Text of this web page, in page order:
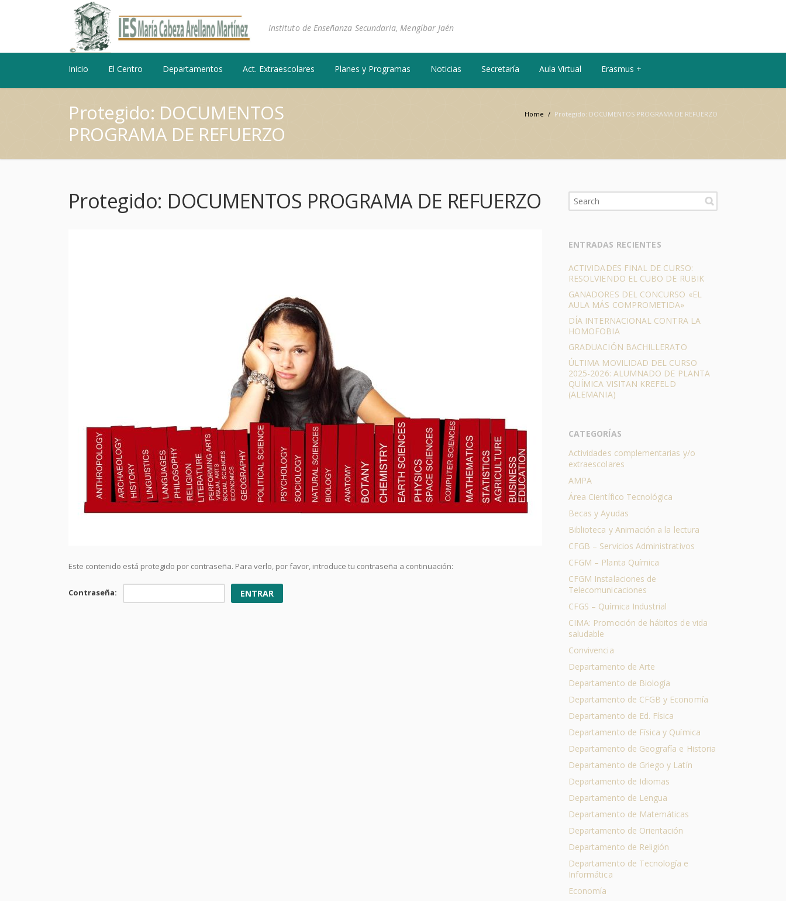
Instituto de Enseñanza Secundaria, Mengíbar Jaén
Inicio El Centro Departamentos Act. Extraescolares Planes y Programas Noticias Secretaría Aula Virtual Erasmus +
Home / Protegido: DOCUMENTOS PROGRAMA DE REFUERZO
Protegido: DOCUMENTOS
PROGRAMA DE REFUERZO
Protegido: DOCUMENTOS PROGRAMA DE REFUERZO
Este contenido está protegido por contraseña. Para verlo, por favor, introduce tu contraseña a continuación:
Contraseña:
ENTRADAS RECIENTES
ACTIVIDADES FINAL DE CURSO:
RESOLVIENDO EL CUBO DE RUBIK
GANADORES DEL CONCURSO «EL
AULA MÁS COMPROMETIDA»
DÍA INTERNACIONAL CONTRA LA
HOMOFOBIA
GRADUACIÓN BACHILLERATO
ÚLTIMA MOVILIDAD DEL CURSO
2025-2026: ALUMNADO DE PLANTA
QUÍMICA VISITAN KREFELD
(ALEMANIA)
CATEGORÍAS
Actividades complementarias y/o
extraescolares
AMPA
Área Científico Tecnológica
Becas y Ayudas
Biblioteca y Animación a la lectura
CFGB – Servicios Administrativos
CFGM – Planta Química
CFGM Instalaciones de
Telecomunicaciones
CFGS – Química Industrial
CIMA: Promoción de hábitos de vida
saludable
Convivencia
Departamento de Arte
Departamento de Biología
Departamento de CFGB y Economía
Departamento de Ed. Física
Departamento de Física y Química
Departamento de Geografía e Historia
Departamento de Griego y Latín
Departamento de Idiomas
Departamento de Lengua
Departamento de Matemáticas
Departamento de Orientación
Departamento de Religión
Departamento de Tecnología e
Informática
Economía